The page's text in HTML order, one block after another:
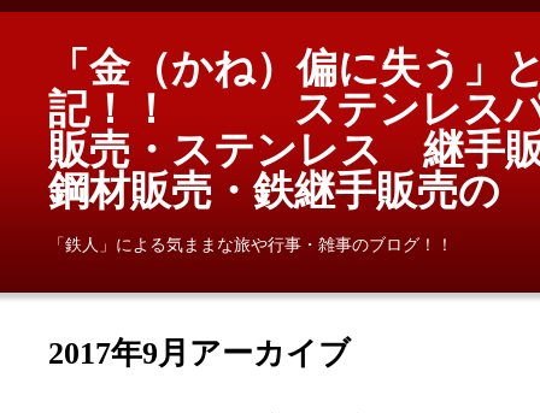
「金（かね）偏に失う」
記！！ ステンレスパ
販売・ステンレス 継
鋼材販売・鉄継手販
「鉄人」による気ままな旅や行事・雑事のブログ！！
2017年9月アーカイブ